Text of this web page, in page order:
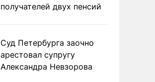
получателей двух пенсий
Суд Петербурга заочно
арестовал супругу
Александра Невзорова